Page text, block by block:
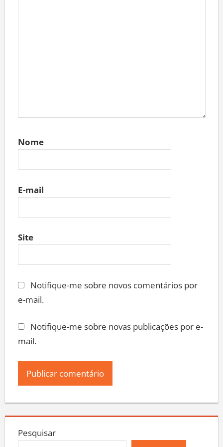
Nome
E-mail
Site
Notifique-me sobre novos comentários por
e-mail.
Notifique-me sobre novas publicações por e-
mail.
Pesquisar